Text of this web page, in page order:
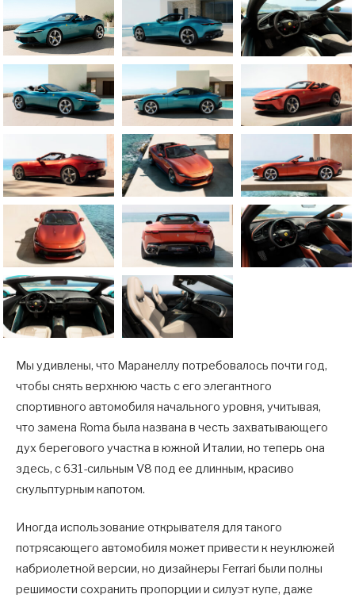
Мы удивлены, что Маранеллу потребовалось почти год,
чтобы снять верхнюю часть с его элегантного
спортивного автомобиля начального уровня, учитывая,
что замена Roma была названа в честь захватывающего
дух берегового участка в южной Италии, но теперь она
здесь, с 631-сильным V8 под ее длинным, красиво
скульптурным капотом.
Иногда использование открывателя для такого
потрясающего автомобиля может привести к неуклюжей
кабриолетной версии, но дизайнеры Ferrari были полны
решимости сохранить пропорции и силуэт купе, даже